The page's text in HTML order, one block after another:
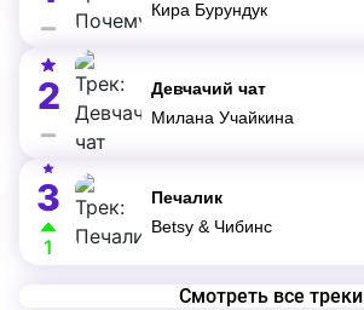
Кира Бурундук
2
Девчачий чат
Милана Учайкина
3
1
Печалик
Betsy & Чибинс
Смотреть все треки